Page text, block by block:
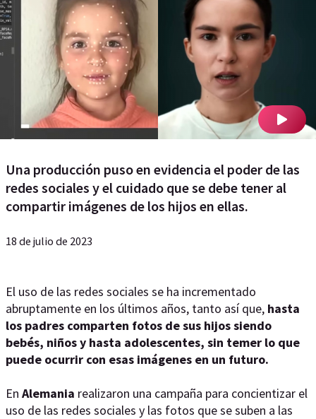
Una producción puso en evidencia el poder de las
redes sociales y el cuidado que se debe tener al
compartir imágenes de los hijos en ellas.
18 de julio de 2023
El uso de las redes sociales se ha incrementado
abruptamente en los últimos años, tanto así que, hasta
los padres comparten fotos de sus hijos siendo
bebés, niños y hasta adolescentes, sin temer lo que
puede ocurrir con esas imágenes en un futuro.
En Alemania realizaron una campaña para concientizar el
uso de las redes sociales y las fotos que se suben a las